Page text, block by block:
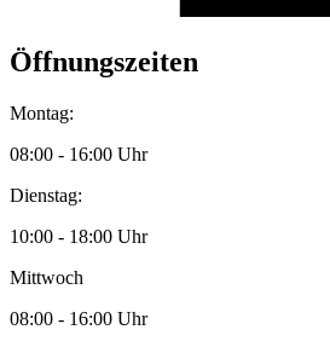
Öffnungszeiten
Montag:
08:00 - 16:00 Uhr
Dienstag:
10:00 - 18:00 Uhr
Mittwoch
08:00 - 16:00 Uhr